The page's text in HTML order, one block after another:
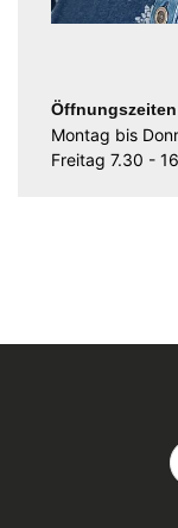
Montag bis
Freitag 7.30 -